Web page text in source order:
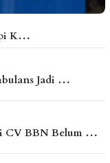
K…
Jadi …
CV BBN Belum …